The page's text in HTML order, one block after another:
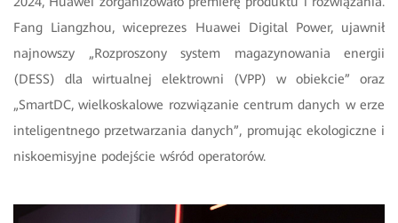
Fang Liangzhou, wiceprezes Huawei Digital Power, ujawnił
najnowszy „Rozproszony system magazynowania energii
(DESS) dla wirtualnej elektrowni (VPP) w obiekcie” oraz
„SmartDC, wielkoskalowe rozwiązanie centrum danych w erze
inteligentnego przetwarzania danych”, promując ekologiczne i
niskoemisyjne podejście wśród operatorów.